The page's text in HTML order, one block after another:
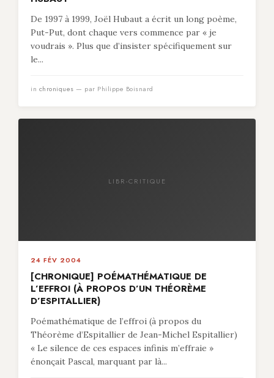
De 1997 à 1999, Joël Hubaut a écrit un long poème,
Put-Put, dont chaque vers commence par « je
voudrais ». Plus que d’insister spécifiquement sur
le...
in chroniques — par Philippe Boisnard
LIBR-CRITIQUE
24 FÉV 2004
[CHRONIQUE] POÉMATHÉMATIQUE DE
L’EFFROI (À PROPOS D’UN THÉORÈME
D’ESPITALLIER)
Poémathématique de l’effroi (à propos du
Théorème d’Espitallier de Jean-Michel Espitallier)
« Le silence de ces espaces infinis m’effraie »
énonçait Pascal, marquant par là...